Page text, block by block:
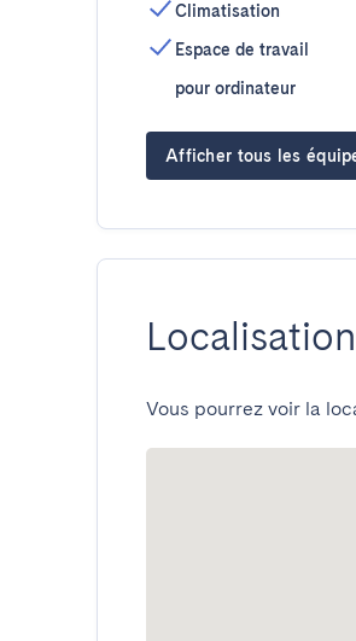
Climatisation
Espace de travail
pour ordinateur
Afficher tous les
Localisation
Vous pourrez voir la